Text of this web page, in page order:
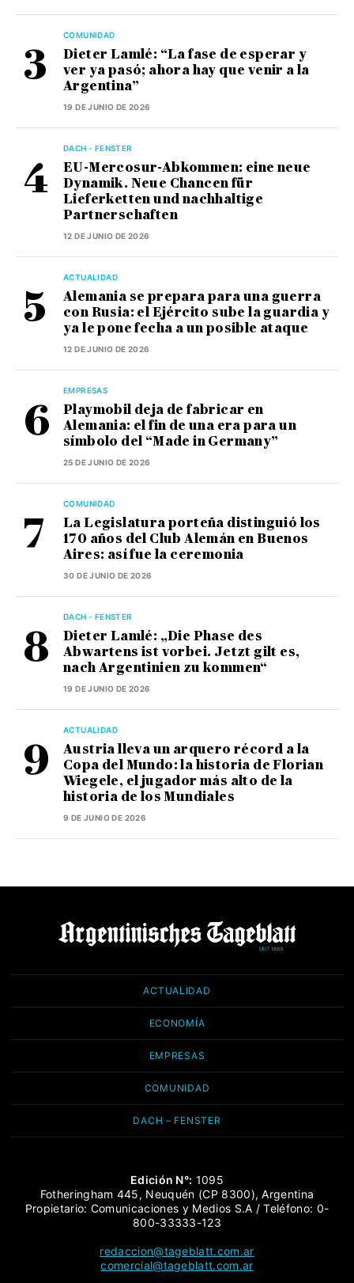
COMUNIDAD
Dieter Lamlé: “La fase de esperar y
ver ya pasó; ahora hay que venir a la
Argentina”
19 DE JUNIO DE 2026
DACH - FENSTER
EU-Mercosur-Abkommen: eine neue
Dynamik. Neue Chancen für
Lieferketten und nachhaltige
Partnerschaften
12 DE JUNIO DE 2026
ACTUALIDAD
Alemania se prepara para una guerra
con Rusia: el Ejército sube la guardia y
ya le pone fecha a un posible ataque
12 DE JUNIO DE 2026
EMPRESAS
Playmobil deja de fabricar en
Alemania: el fin de una era para un
símbolo del “Made in Germany”
25 DE JUNIO DE 2026
COMUNIDAD
La Legislatura porteña distinguió los
170 años del Club Alemán en Buenos
Aires: así fue la ceremonia
30 DE JUNIO DE 2026
DACH - FENSTER
Dieter Lamlé: „Die Phase des
Abwartens ist vorbei. Jetzt gilt es,
nach Argentinien zu kommen“
19 DE JUNIO DE 2026
ACTUALIDAD
Austria lleva un arquero récord a la
Copa del Mundo: la historia de Florian
Wiegele, el jugador más alto de la
historia de los Mundiales
9 DE JUNIO DE 2026
ACTUALIDAD
ECONOMÍA
EMPRESAS
COMUNIDAD
DACH – FENSTER
Edición N°: 1095
Fotheringham 445, Neuquén (CP 8300), Argentina
Propietario: Comunicaciones y Medios S.A / Teléfono: 0-
800-33333-123
redaccion@tageblatt.com.ar
comercial@tageblatt.com.ar